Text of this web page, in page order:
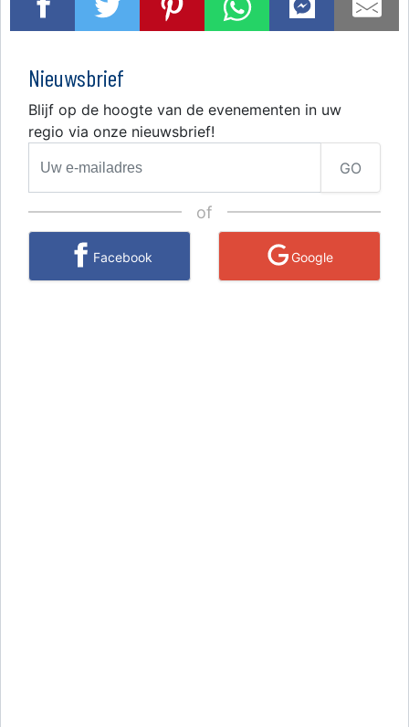
Nieuwsbrief
Blijf op de hoogte van de evenementen in uw
regio via onze nieuwsbrief!
GO
of
Facebook Google